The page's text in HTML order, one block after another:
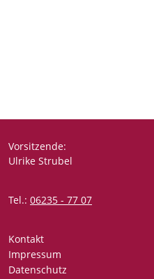
Vorsitzende:
Ulrike Strubel
Tel.: 06235 - 77 07
Kontakt
Impressum
Datenschutz